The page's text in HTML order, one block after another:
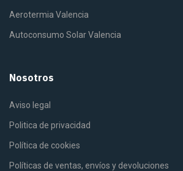
Aerotermia Valencia
Autoconsumo Solar Valencia
Nosotros
Aviso legal
Politica de privacidad
Política de cookies
Políticas de ventas, envíos y devoluciones